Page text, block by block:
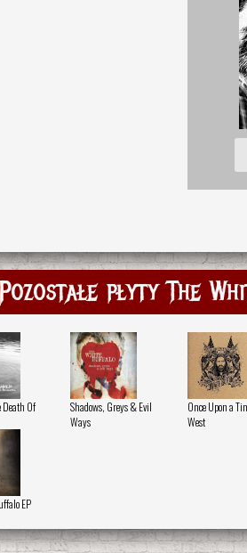
płyty The
Death Of
Shadows, Greys & Evil
Ways
Once Upon a
West
EP